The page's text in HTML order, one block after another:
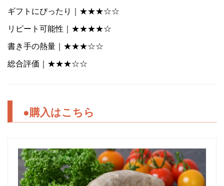
ギフトにぴったり｜★★★☆☆
リピート可能性｜★★★★☆
書き手の熱量｜★★★☆☆
総合評価｜★★★☆☆
●購入はこちら